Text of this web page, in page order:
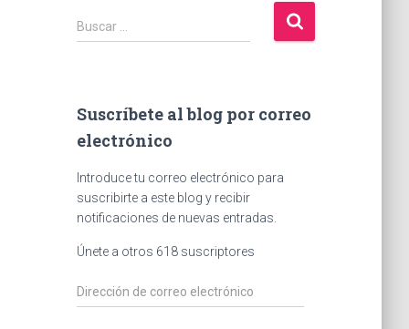
B
u
r
:
Buscar …
Suscríbete al blog por correo
electrónico
Introduce tu correo electrónico para
suscribirte a este blog y recibir
notificaciones de nuevas entradas.
Únete a otros 618 suscriptores
D
i